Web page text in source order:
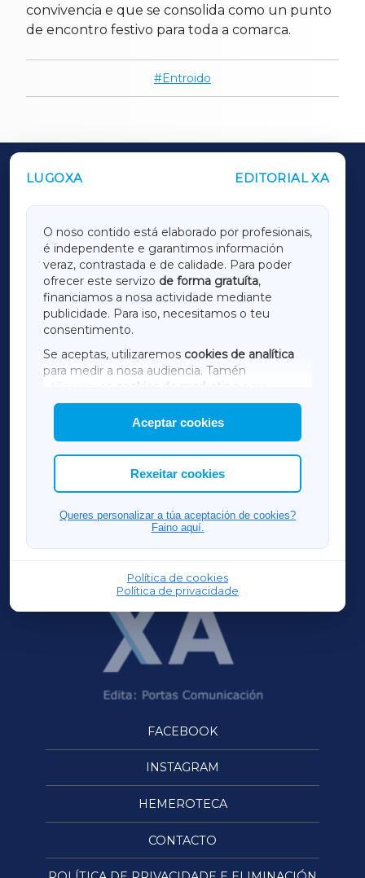
convivencia e que se consolida como un punto
de encontro festivo para toda a comarca.
Entroido
LUGOXA EDITORIAL XA
O noso contido está elaborado por profesionais,
é independente e garantimos información
veraz, contrastada e de calidade. Para poder
ofrecer este servizo de forma gratuíta,
financiamos a nosa actividade mediante
publicidade. Para iso, necesitamos o teu
consentimento.
Se aceptas, utilizaremos cookies de analítica
para medir a nosa audiencia. Tamén
utilizaremos
cookies de marketing
mostrar publicidade de terceiros.
Así mesmo, podes personalizar a elección das
cookies que desexas permitir.
Aceptar cookies
Rexeitar cookies
Queres personalizar a túa aceptación de cookies?
Faino aquí.
Política de cookies
Política de privacidade
OUTROS PERIÓDICOS
LUGOXA
TERRACHAXA
AMARIÑAXA
RIBEIRASACRAXA
ACORUÑAXA
FERROLXA
OURENSEXA
FACEBOOK
INSTAGRAM
HEMEROTECA
CONTACTO